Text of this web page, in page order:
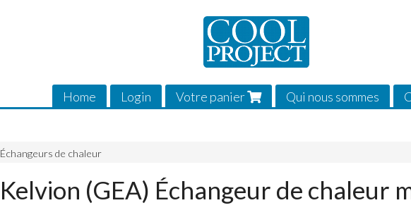
Home Login Votre panier Qui nous sommes
Échangeurs de chaleur
Kelvion (GEA) Échangeur de chaleur